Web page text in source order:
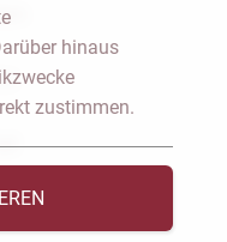
hinaus
zustimmen.